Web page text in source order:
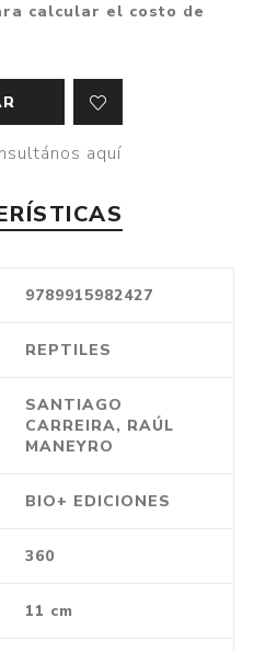
calcular el costo de
aquí
9789915982427
REPTILES
SANTIAGO
CARREIRA, RAÚL
MANEYRO
BIO+ EDICIONES
360
11 cm